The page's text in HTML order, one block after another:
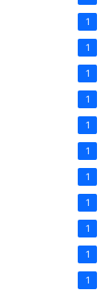
1
1
1
1
1
1
1
1
1
1
1